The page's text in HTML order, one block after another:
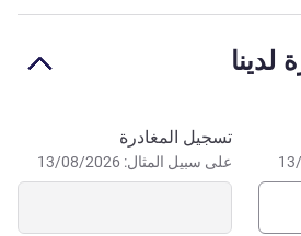
Family-owned for two
لدينا
تسجيل المغادرة
على سبيل المثال: 13/08/2026